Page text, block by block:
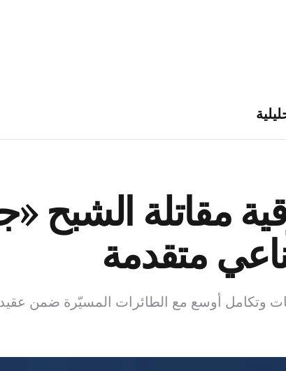
متقدمة
وتكامل أوسع مع الطائرات المسيّرة ضمن